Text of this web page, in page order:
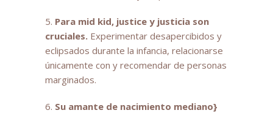
5. Para mid kid, justice y justicia son
cruciales. Experimentar desapercibidos y
eclipsados ​​durante la infancia, relacionarse
únicamente con y recomendar de personas
marginados.
6. Su amante de nacimiento mediano}